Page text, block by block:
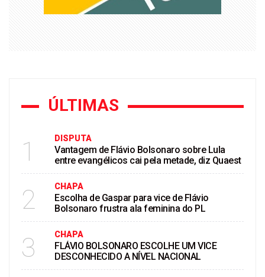
ÚLTIMAS
1 DISPUTA
Vantagem de Flávio Bolsonaro sobre Lula
entre evangélicos cai pela metade, diz Quaest
2 CHAPA
Escolha de Gaspar para vice de Flávio
Bolsonaro frustra ala feminina do PL
3 CHAPA
FLÁVIO BOLSONARO ESCOLHE UM VICE
DESCONHECIDO A NÍVEL NACIONAL